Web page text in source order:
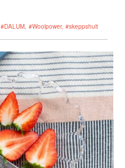
#DALUM #Woolpower #skeppshult